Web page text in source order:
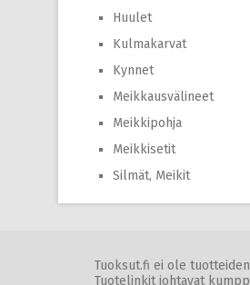
Huulet
Kulmakarvat
Kynnet
Meikkausvälineet
Meikkipohja
Meikkisetit
Silmät, Meikit
Tuoksut.fi ei ole
Tuotelinkit johtavat